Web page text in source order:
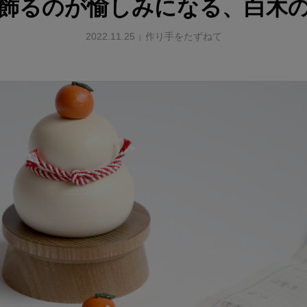
るのが愉しみになる、白木
2022.11.25 作り手をたずねて